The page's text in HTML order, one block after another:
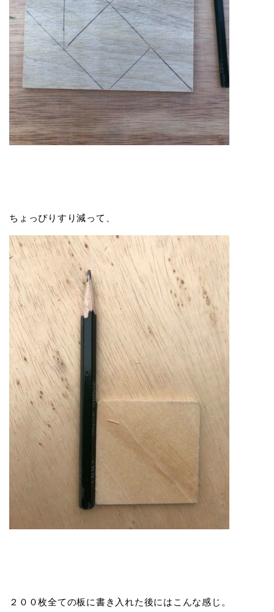
ちょっぴりすり減って、
２００枚全ての板に書き入れた後にはこんな感じ。